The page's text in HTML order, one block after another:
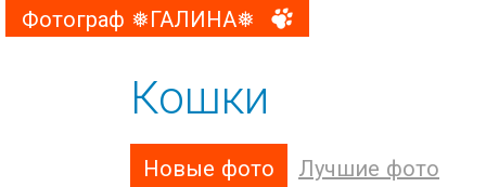
Фотограф ❅ГАЛИНА❅
Кошки
Новые фото Лучшие фото